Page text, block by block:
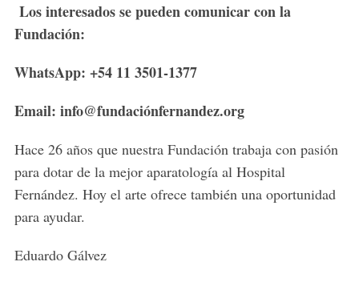
Los interesados se pueden comunicar con la
Fundación:
WhatsApp: +54 11 3501-1377
Email: info@fundaciónfernandez.org
Hace 26 años que nuestra Fundación trabaja con pasión
para dotar de la mejor aparatología al Hospital
Fernández. Hoy el arte ofrece también una oportunidad
para ayudar.
Eduardo Gálvez